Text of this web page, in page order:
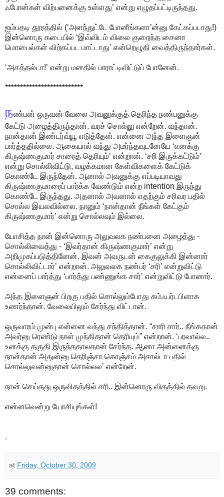
ஃபோன்கள் விற்பனைக்கு உள்ளது’ என்று எழுதப்பட்டிருந்தது.
ஐம்பதடி தூரத்தில் (‘அளந்துட்டே போனீங்களா’ன்னு கேட்கப்படாது!)
இன்னொரு கடையில் ‘இவ்விடம் விலை குறைந்த சைனா
மொபைல்கள் விற்கப்பட மாட்டாது’ என்றெழுதி வைத்திருந்தார்கள்.
‘அசத்தல்டா!’ என்று மனதில் பாராட்டிவிட்டுப் போனேன்.
**************************
நண்பன் ஒருவன் வேலை அவனுக்குத் தெரிந்த நண்பனுக்கு
கேட்டு அழைத்திருந்தான். வரச் சொல்லு என்றேன். வந்தான்.
நான்தான் இண்டர்வ்யூ எடுத்தேன். என்னை அந்த இளைஞன்
பார்த்ததில்லை. ஆகையால் வந்து அமர்ந்தவுடனேயே ‘எனக்கு
கிருஷ்ணகுமார் சாரைத் தெரியும்’ என்றான். ‘சரி இருக்கட்டும்’
என்று சொல்லிவிட்டு, வழக்கமான கேள்விகளைக் கேட்டுக்
கொண்டே இருந்தேன். ஆனால் அவனுக்கு எப்படியாவது
கிருஷ்ணகுமாரைப் பார்க்க வேண்டும் என்ற intention இருந்து
கொண்டே இருந்தது. அதனால் அவனால் எதற்கும் சரிவர பதில்
சொல்ல இயலவில்லை. நானும் ‘நான்தான் நீங்கள் கேட்கும்
கிருஷ்ணகுமார்’ என்று சொல்லவும் இல்லை.
யோசித்த நான் இன்னொரு அலுவலக நண்பனை அழைத்து -
சொல்லிவைத்து - ‘இவர்தான் கிருஷ்ணகுமார்’ என்று
அறிமுகப்படுத்தினேன். இவன் அவருடன் கைகுலுக்கி இன்னார்
சொல்லிவிட்டார்’ என்றான். அலுவலக நண்பர் ‘சரி’ என்றுவிட்டு
என்னைப் பார்த்து ‘பார்த்து பண்ணுங்க சார்’ என்றுவிட்டு போனார்.
அந்த இளைஞன் பிறகு பதில் சொல்லும்போது கம்ஃபர்டபிளாக
உணர்ந்தான். வேலையிலும் சேர்ந்து விட்டான்.
ஒருவாரம் முன்பு என்னை வந்து சந்தித்தான். “சாரி சார்.. நீங்கதான்
அவர்னு ரெண்டு நாள் முந்திதான் தெரியும்” என்றான். ‘பரவால்ல..
உனக்கு தகுதி இருந்ததாலதான் சேர்ந்த. ஆனா அன்னைக்கு
நான்தான் அதுன்னு தெரிஞ்சா கொஞ்சம் அசால்டா பதில்
சொல்லுவன்னுதான் சொல்லல’ என்றேன்.
நான் செய்தது ஒருவிதத்தில் சரி.. இன்னொரு விதத்தில் தவறு.
என்னவென்று யோசியுங்கள்!
.
at Friday, October 30, 2009
39 comments: